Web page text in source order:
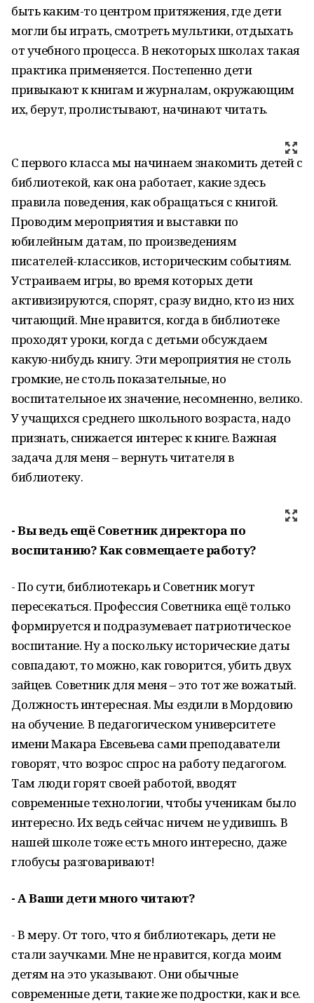
быть каким-то центром притяжения, где дети
могли бы играть, смотреть мультики, отдыхать
от учебного процесса. В некоторых школах такая
практика применяется. Постепенно дети
привыкают к книгам и журналам, окружающим
их, берут, пролистывают, начинают читать.
С первого класса мы начинаем знакомить детей с
библиотекой, как она работает, какие здесь
правила поведения, как обращаться с книгой.
Проводим мероприятия и выставки по
юбилейным датам, по произведениям
писателей-классиков, историческим событиям.
Устраиваем игры, во время которых дети
активизируются, спорят, сразу видно, кто из них
читающий. Мне нравится, когда в библиотеке
проходят уроки, когда с детьми обсуждаем
какую-нибудь книгу. Эти мероприятия не столь
громкие, не столь показательные, но
воспитательное их значение, несомненно, велико.
У учащихся среднего школьного возраста, надо
признать, снижается интерес к книге. Важная
задача для меня – вернуть читателя в
библиотеку.
- Вы ведь ещё Советник директора по
воспитанию? Как совмещаете работу?
- По сути, библиотекарь и Советник могут
пересекаться. Профессия Советника ещё только
формируется и подразумевает патриотическое
воспитание. Ну а поскольку исторические даты
совпадают, то можно, как говорится, убить двух
зайцев. Советник для меня – это тот же вожатый.
Должность интересная. Мы ездили в Мордовию
на обучение. В педагогическом университете
имени Макара Евсевьева сами преподаватели
говорят, что возрос спрос на работу педагогом.
Там люди горят своей работой, вводят
современные технологии, чтобы ученикам было
интересно. Их ведь сейчас ничем не удивишь. В
нашей школе тоже есть много интересно, даже
глобусы разговаривают!
- А Ваши дети много читают?
- В меру. От того, что я библиотекарь, дети не
стали заучками. Мне не нравится, когда моим
детям на это указывают. Они обычные
современные дети, такие же подростки, как и все.